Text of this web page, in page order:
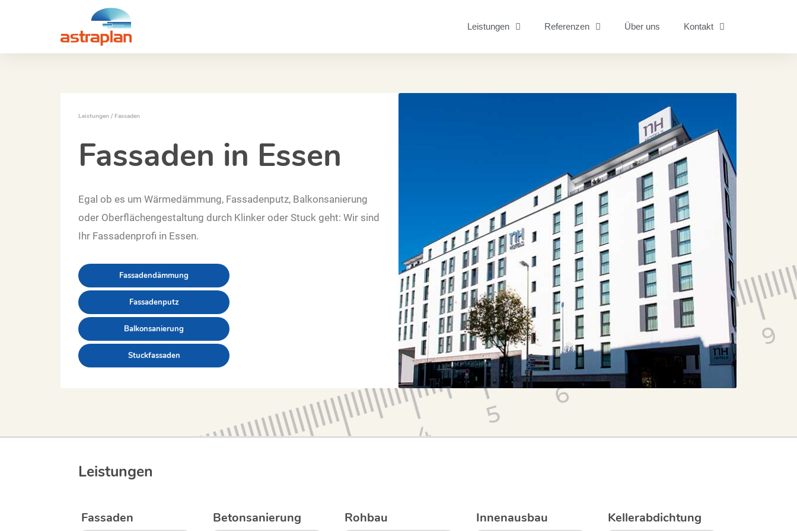
Leistungen Referenzen Über uns Kontakt
Leistungen / Fassaden
Fassaden in Essen
Egal ob es um Wärmedämmung, Fassadenputz, Balkonsanierung
oder Oberflächengestaltung durch Klinker oder Stuck geht: Wir sind
Ihr Fassadenprofi in Essen.
Fassadendämmung
Fassadenputz
Balkonsanierung
Stuckfassaden
Leistungen
Fassaden Betonsanierung Rohbau Innenausbau Kellerabdichtung